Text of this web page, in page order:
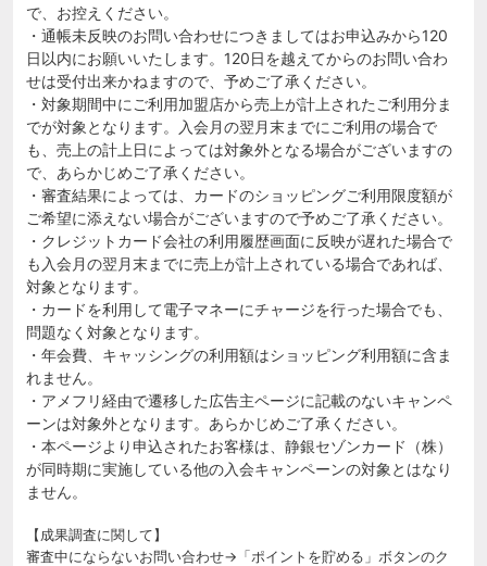
で、お控えください。
・通帳未反映のお問い合わせにつきましてはお申込みから120
日以内にお願いいたします。120日を越えてからのお問い合わ
せは受付出来かねますので、予めご了承ください。
・対象期間中にご利用加盟店から売上が計上されたご利用分ま
でが対象となります。入会月の翌月末までにご利用の場合で
も、売上の計上日によっては対象外となる場合がございますの
で、あらかじめご了承ください。
・審査結果によっては、カードのショッピングご利用限度額が
ご希望に添えない場合がございますので予めご了承ください。
・クレジットカード会社の利用履歴画面に反映が遅れた場合で
も入会月の翌月末までに売上が計上されている場合であれば、
対象となります。
・カードを利用して電子マネーにチャージを行った場合でも、
問題なく対象となります。
・年会費、キャッシングの利用額はショッピング利用額に含ま
れません。
・アメフリ経由で遷移した広告主ページに記載のないキャンペ
ーンは対象外となります。あらかじめご了承ください。
・本ページより申込されたお客様は、静銀セゾンカード（株）
が同時期に実施している他の入会キャンペーンの対象とはなり
ません。
【成果調査に関して】
審査中にならないお問い合わせ→「ポイントを貯める」ボタンのク